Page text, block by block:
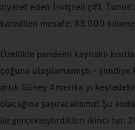
ziyaret eden İsviçreli çift,
katedilen mesafe: 83.000
Özellikle pandemi kaynaklı
çoğuna ulaşılamamıştı -
artık Güney Amerika'yı
olacağına şaşıracaksınız! Şu
ile gerçekleştirdikleri ikinci tur.